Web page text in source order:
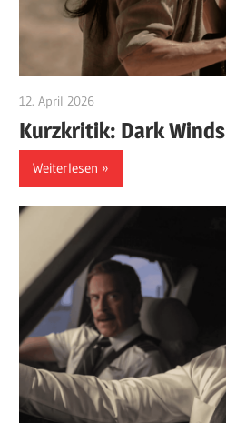
12. April 2026
Kurzkritik: Dark
Weiterlesen